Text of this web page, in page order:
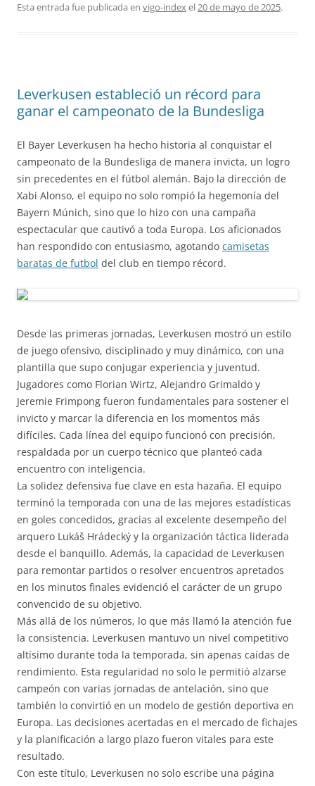
Esta entrada fue publicada en vigo-indexel20 de mayo de 2025.
Leverkusen estableció un récord para
ganar el campeonato de la Bundesliga
El Bayer Leverkusen ha hecho historia al conquistar el
campeonato de la Bundesliga de manera invicta, un logro
sin precedentes en el fútbol alemán. Bajo la dirección de
Xabi Alonso, el equipo no solo rompió la hegemonía del
Bayern Múnich, sino que lo hizo con una campaña
espectacular que cautivó a toda Europa. Los aficionados
han respondido con entusiasmo, agotando camisetas
baratas de futbol del club en tiempo récord.
Desde las primeras jornadas, Leverkusen mostró un estilo
de juego ofensivo, disciplinado y muy dinámico, con una
plantilla que supo conjugar experiencia y juventud.
Jugadores como Florian Wirtz, Alejandro Grimaldo y
Jeremie Frimpong fueron fundamentales para sostener el
invicto y marcar la diferencia en los momentos más
difíciles. Cada línea del equipo funcionó con precisión,
respaldada por un cuerpo técnico que planteó cada
encuentro con inteligencia.
La solidez defensiva fue clave en esta hazaña. El equipo
terminó la temporada con una de las mejores estadísticas
en goles concedidos, gracias al excelente desempeño del
arquero Lukáš Hrádecký y la organización táctica liderada
desde el banquillo. Además, la capacidad de Leverkusen
para remontar partidos o resolver encuentros apretados
en los minutos finales evidenció el carácter de un grupo
convencido de su objetivo.
Más allá de los números, lo que más llamó la atención fue
la consistencia. Leverkusen mantuvo un nivel competitivo
altísimo durante toda la temporada, sin apenas caídas de
rendimiento. Esta regularidad no solo le permitió alzarse
campeón con varias jornadas de antelación, sino que
también lo convirtió en un modelo de gestión deportiva en
Europa. Las decisiones acertadas en el mercado de fichajes
y la planificación a largo plazo fueron vitales para este
resultado.
Con este título, Leverkusen no solo escribe una página